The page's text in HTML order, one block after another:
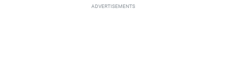
ADVERTISEMENTS